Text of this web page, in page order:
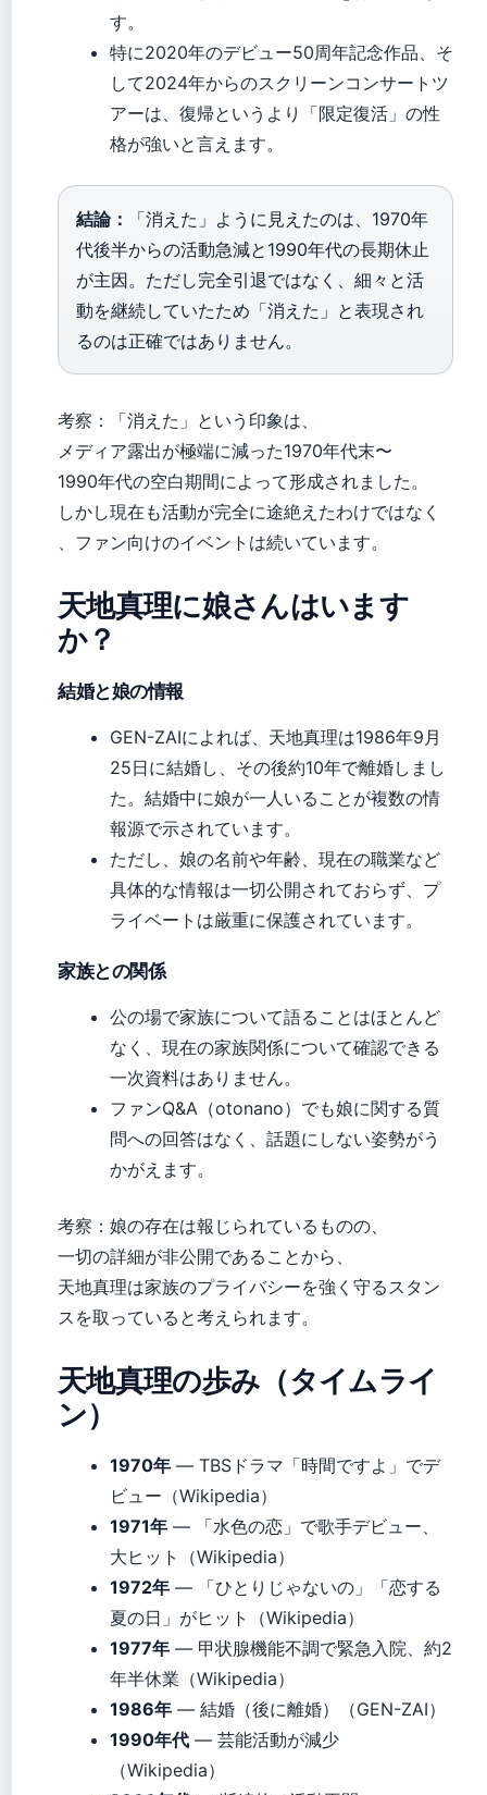
す。
特に2020年のデビュー50周年記念作品、そ
して2024年からのスクリーンコンサートツ
アーは、復帰というより「限定復活」の性
格が強いと言えます。
結論：
「消えた」ように見えたのは、1970年
代後半からの活動急減と1990年代の長期休止
が主因。ただし完全引退ではなく、細々と活
動を継続していたため「消えた」と表現され
るのは正確ではありません。
考察：「消えた」という印象は、
メディア露出が極端に減った1970年代末〜
1990年代の空白期間によって形成されました。
しかし現在も活動が完全に途絶えたわけではなく
、ファン向けのイベントは続いています。
天地真理に娘さんはいます
か？
結婚と娘の情報
GEN-ZAIによれば、天地真理は1986年9月
25日に結婚し、その後約10年で離婚しまし
た。結婚中に娘が一人いることが複数の情
報源で示されています。
ただし、娘の名前や年齢、現在の職業など
具体的な情報は一切公開されておらず、プ
ライベートは厳重に保護されています。
家族との関係
公の場で家族について語ることはほとんど
なく、現在の家族関係について確認できる
一次資料はありません。
ファンQ&A（otonano）でも娘に関する質
問への回答はなく、話題にしない姿勢がう
かがえます。
考察：娘の存在は報じられているものの、
一切の詳細が非公開であることから、
天地真理は家族のプライバシーを強く守るスタン
スを取っていると考えられます。
天地真理の歩み（タイムライ
ン）
1970年 — TBSドラマ「時間ですよ」でデ
ビュー（Wikipedia）
1971年 — 「水色の恋」で歌手デビュー、
大ヒット（Wikipedia）
1972年 — 「ひとりじゃないの」「恋する
夏の日」がヒット（Wikipedia）
1977年 — 甲状腺機能不調で緊急入院、約2
年半休業（Wikipedia）
1986年 — 結婚（後に離婚）（GEN-ZAI）
1990年代 — 芸能活動が減少
（Wikipedia）